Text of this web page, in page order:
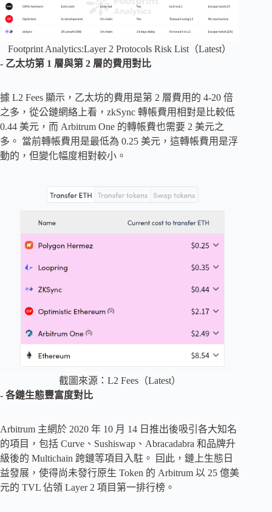
Footprint Analytics:Layer 2 Protocols Risk List（Latest）
- 乙太坊第 1 層與第 2 層的費用對比
據 L2 Fees 顯示，乙太坊的費用是第 2 層費用的 4-20 倍
之多，從公鏈網絡上看，zkSync 轉帳費用相對是比較低
0.44 美元，而 Arbitrum One 的轉帳費也需要 2 美元之
多。 當前轉帳費用是最低為 0.25 美元，這轉帳費用是浮
動的，但變化幅度相對較小。
截圖來源：L2 Fees（Latest）
- 各鏈生態豐富度對比
Arbitrum 主網於 2020 年 10 月 14 日推出後吸引各大知名
的項目，包括 Curve、Sushiswap、Abracadabra 和品牌升
級後的 Multichain 跨鏈等項目入駐。 囙此，鏈上生態日
益發展，使得尚未發行原生 Token 的 Arbitrum 以 25 億美
元的 TVL 佔領 Layer 2 項目第一排行榜。